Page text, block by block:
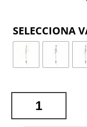
PUNTERO
WONER